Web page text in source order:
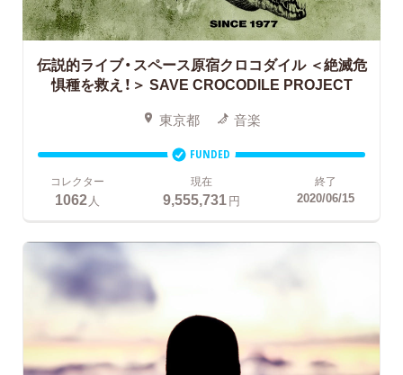
伝説的ライブ・スペース原宿クロコダイル ＜絶滅危
惧種を救え！＞ SAVE CROCODILE PROJECT
東京都 音楽
FUNDED
コレクター
1062 人
現在
9,555,731円
終了
2020/06/15